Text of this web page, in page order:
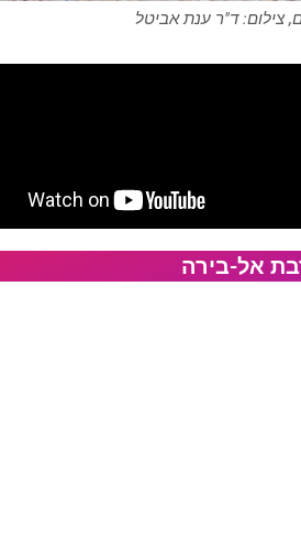
צילום: ד"ר ענת אביטל